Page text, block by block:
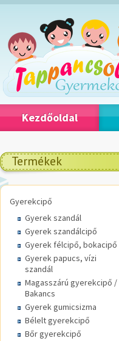
Kezdőoldal
Termékek
Gyerekcipő
Gyerek szandál
Gyerek szandálcipő
Gyerek félcipő, bokacipő
Gyerek papucs, vízi
szandál
Magasszárú gyerekcipő /
Bakancs
Gyerek gumicsizma
Bélelt gyerekcipő
Bőr gyerekcipő